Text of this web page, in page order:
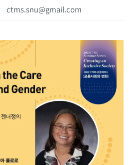
ctms.snu@gmail.com